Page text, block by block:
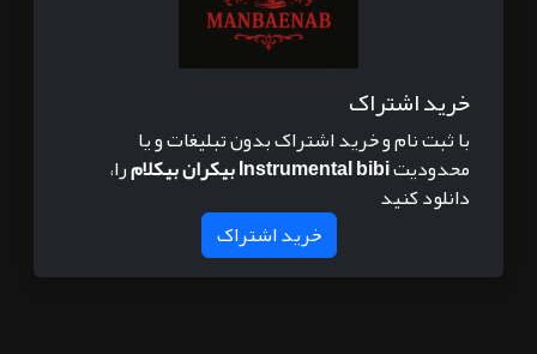
خرید اشتراک
با ثبت نام و خرید اشتراک بدون تبلیغات و یا
محدودیتInstrumental bibi بیکران بیکلام را،
دانلود کنید
خرید اشتراک